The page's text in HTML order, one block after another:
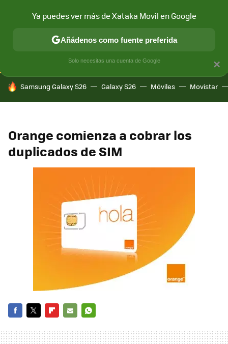
CONECTIVIDAD MÓVIL Y SOCIEDAD APLICACIONES
HOY SE HABLA DE
Samsung Galaxy S26 Galaxy S26 Móviles Movistar
Orange comienza a cobrar los
duplicados de SIM
MAIL
×
Ya puedes ver más de Xataka Movil en Google
Añádenos como fuente preferida
Solo necesitas una cuenta de Google